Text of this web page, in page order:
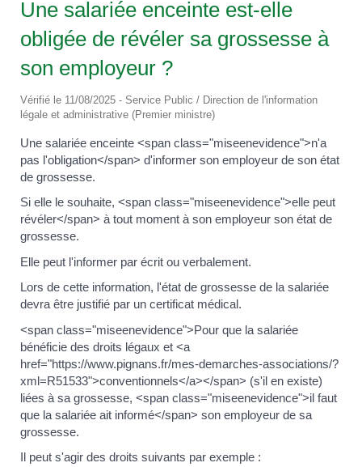
Une salariée enceinte est-elle
obligée de révéler sa grossesse à
son employeur ?
Vérifié le 11/08/2025 - Service Public / Direction de l'information
légale et administrative (Premier ministre)
Une salariée enceinte <span class="miseenevidence">n'a
pas l'obligation</span> d'informer son employeur de son état
de grossesse.
Si elle le souhaite, <span class="miseenevidence">elle peut
révéler</span> à tout moment à son employeur son état de
grossesse.
Elle peut l'informer par écrit ou verbalement.
Lors de cette information, l'état de grossesse de la salariée
devra être justifié par un certificat médical.
<span class="miseenevidence">Pour que la salariée
bénéficie des droits légaux et <a
href="https://www.pignans.fr/mes-demarches-associations/?
xml=R51533">conventionnels</a></span> (s'il en existe)
liées à sa grossesse, <span class="miseenevidence">il faut
que la salariée ait informé</span> son employeur de sa
grossesse.
Il peut s'agir des droits suivants par exemple :